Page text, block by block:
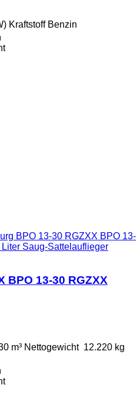
Kraftstoff Benzin
BPO 13-30 RGZXX BPO 13-
Saug-Sattelauflieger
BPO 13-30 RGZXX
m³ Nettogewicht 12.220 kg